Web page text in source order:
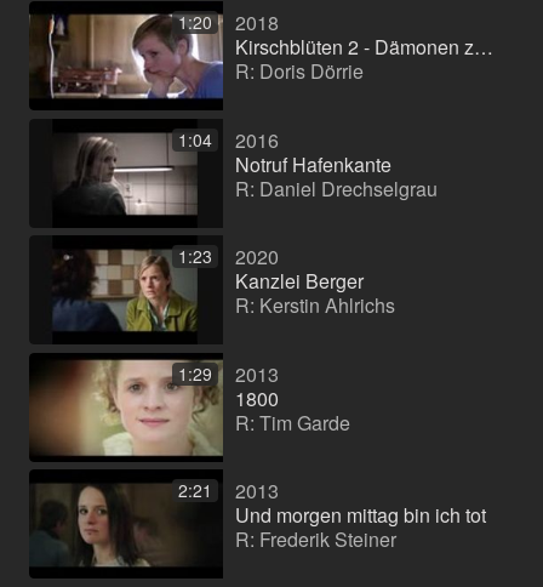
1:20
2018
Kirschblüten 2 - Dämonen zum Tee (Кинофильм)
R: Doris Dörrie
1:04
2016
Notruf Hafenkante
R: Daniel Drechselgrau
1:23
2020
Kanzlei Berger
R: Kerstin Ahlrichs
1:29
2013
1800
R: Tim Garde
2:21
2013
Und morgen mittag bin ich tot
R: Frederik Steiner